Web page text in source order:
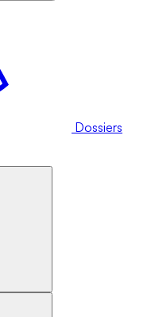
Dossiers